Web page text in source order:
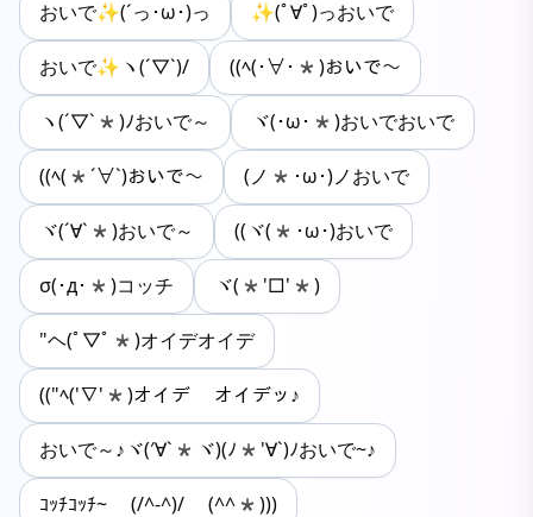
おいで✨(´っ･ω･)っ ✨(ﾟ∀ﾟ)っおいで
おいで✨ヽ(´▽`)/ ((ﾍ(･∀･*)おいで～
ヽ(´▽`*)ﾉおいで～ ヾ(･ω･*)おいでおいで
((ﾍ(*´∀`)おいで～ (ノ*･ω･)ノおいで
ヾ(´∀`*)おいで～ ((ヾ(*･ω･)おいで
σ(･д･*)コッチ ヾ(*'□'*)
"ヘ(ﾟ▽ﾟ*)オイデオイデ
(("ﾍ('∇'*)オイデ オイデッ♪
おいで～♪ヾ(′∀`*ヾ)(ﾉ*'∀`)ﾉおいで~♪
ｺｯﾁｺｯﾁ~ (/^-^)/ (^^*)))